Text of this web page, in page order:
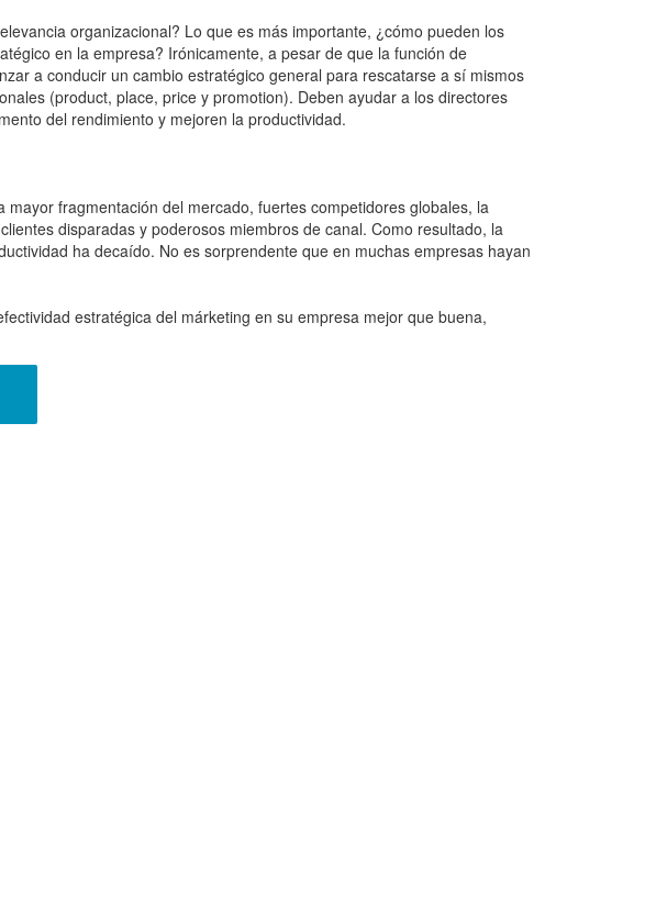
organizacional? Lo que es más importante, ¿cómo pueden los
en la empresa? Irónicamente, a pesar de que la función de
a conducir un cambio estratégico general para rescatarse a sí mismos
(product, place, price y promotion). Deben ayudar a los directores
del rendimiento y mejoren la productividad.
fragmentación del mercado, fuertes competidores globales, la
disparadas y poderosos miembros de canal. Como resultado, la
ha decaído. No es sorprendente que en muchas empresas hayan
estratégica del márketing en su empresa mejor que buena,